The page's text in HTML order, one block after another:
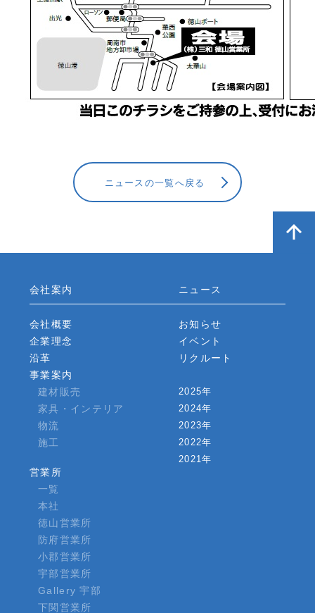
ニュースの一覧へ戻る
会社案内
会社概要
企業理念
沿革
事業案内
建材販売
家具・インテリア
物流
施工
営業所
一覧
本社
徳山営業所
防府営業所
小郡営業所
宇部営業所
Gallery 宇部
下関営業所
ニュース
お知らせ
イベント
リクルート
2025年
2024年
2023年
2022年
2021年